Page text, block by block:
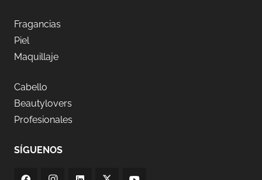
Fragancias
Piel
Maquillaje
Cabello
Beautylovers
Profesionales
SÍGUENOS